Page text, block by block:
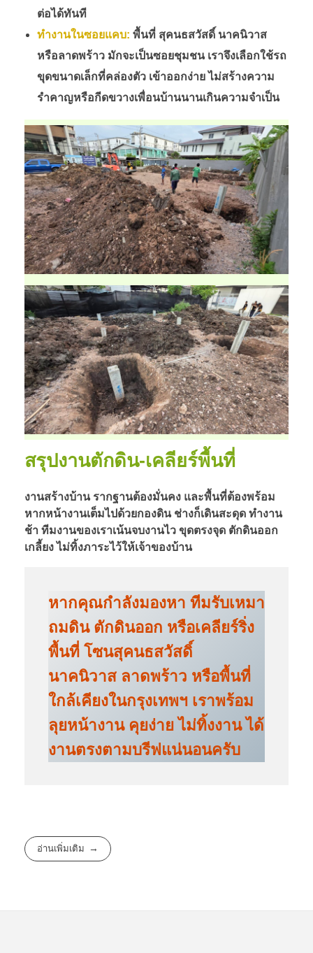
ต่อได้ทันที
ทำงานในซอยแคบ: พื้นที่ สุคนธสวัสดิ์ นาคนิวาส
หรือลาดพร้าว มักจะเป็นซอยชุมชน เราจึงเลือกใช้รถ
ขุดขนาดเล็กที่คล่องตัว เข้าออกง่าย ไม่สร้างความ
รำคาญหรือกีดขวางเพื่อนบ้านนานเกินความจำเป็น
สรุปงานตักดิน-เคลียร์พื้นที่
งานสร้างบ้าน รากฐานต้องมั่นคง และพื้นที่ต้องพร้อม
หากหน้างานเต็มไปด้วยกองดิน ช่างก็เดินสะดุด ทำงาน
ช้า ทีมงานของเราเน้นจบงานไว ขุดตรงจุด ตักดินออก
เกลี้ยง ไม่ทิ้งภาระไว้ให้เจ้าของบ้าน
หากคุณกำลังมองหา ทีมรับเหมา
ถมดิน ตักดินออก หรือเคลียร์ริ่ง
พื้นที่ โซนสุคนธสวัสดิ์
นาคนิวาส ลาดพร้าว หรือพื้นที่
ใกล้เคียงในกรุงเทพฯ เราพร้อม
ลุยหน้างาน คุยง่าย ไม่ทิ้งงาน ได้
งานตรงตามบรีฟแน่นอนครับ
อ่านเพิ่มเติม